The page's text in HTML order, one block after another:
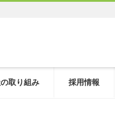
取り組み 採用情報